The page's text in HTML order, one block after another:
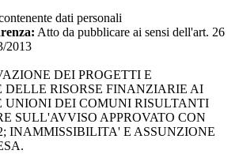
dati personali
Atto da pubblicare ai sensi dell'art. 26
2013
DEI PROGETTI E
DELLE RISORSE FINANZIARIE AI
UNIONI DEI COMUNI RISULTANTI
SULL'AVVISO APPROVATO CON
INAMMISSIBILITA' E ASSUNZIONE